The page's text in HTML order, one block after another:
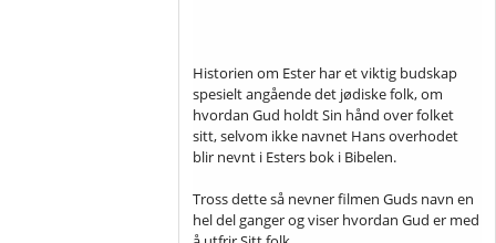
Historien om Ester har et viktig budskap
spesielt angående det jødiske folk, om
hvordan Gud holdt Sin hånd over folket
sitt, selvom ikke navnet Hans overhodet
blir nevnt i Esters bok i Bibelen.
Tross dette så nevner filmen Guds navn en
hel del ganger og viser hvordan Gud er med